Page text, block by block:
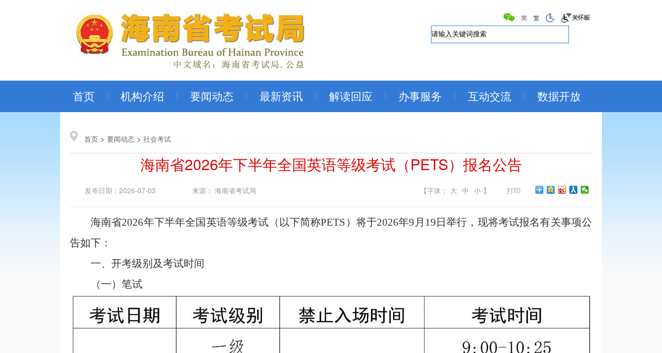
简 繁
首页 机构介绍 要闻动态 最新资讯 解读回应 办事服务 互动交流 数据开放
首页 > 要闻动态 > 社会考试
海南省2026年下半年全国英语等级考试（PETS）报名公告
发布日期：2026-07-03 来源： 海南省考试局 【字体： 大 中 小 】 打印
海南省2026年下半年全国英语等级考试（以下简称PETS）将于2026年9 月 19 日 举行 ， 现将考试报名有关事项公
告如下 ：
一、开考级别及考试时间
（一） 笔试